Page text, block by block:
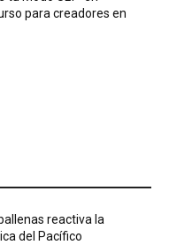
para creadores en
reactiva la
del Pacífico